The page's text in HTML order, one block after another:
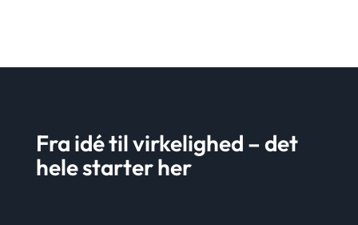
Fra idé til virkelighed – det
hele starter her